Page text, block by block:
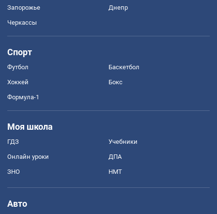
Запорожье Днепр
Черкассы
Спорт
Футбол Баскетбол
Хоккей Бокс
Формула-1
Моя школа
ГДЗ Учебники
Онлайн уроки ДПА
ЗНО НМТ
Авто